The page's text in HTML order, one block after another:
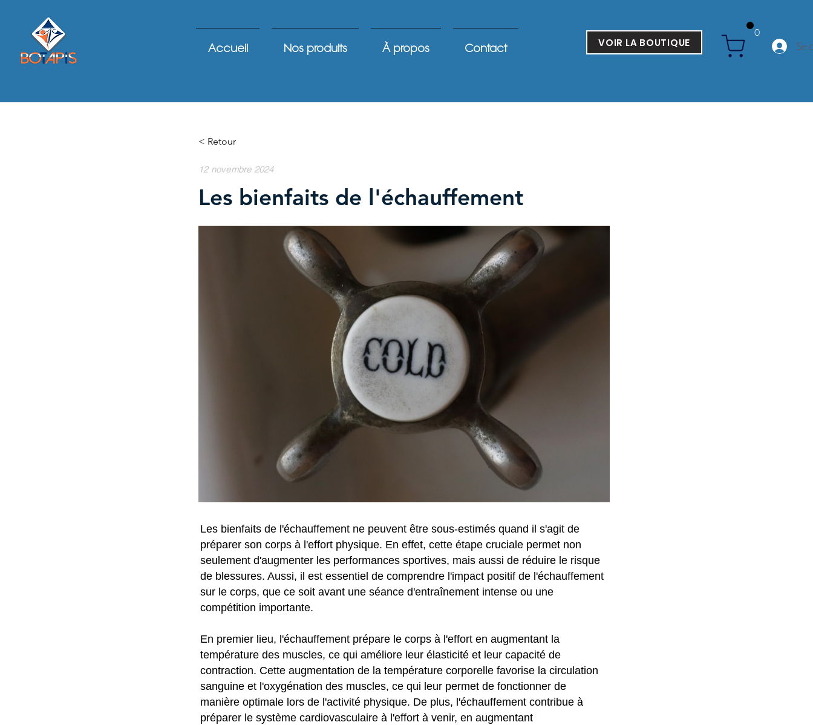
Accueil Nos produits À propos Contact VOIR LA BOUTIQUE
0
Se
< Retour
Les bienfaits de l'échauffement
12 novembre 2024
Les bienfaits de l'échauffement ne peuvent être sous-estimés quand il s'agit de
préparer son corps à l'effort physique. En effet, cette étape cruciale permet non
seulement d'augmenter les performances sportives, mais aussi de réduire le risque
de blessures. Aussi, il est essentiel de comprendre l'impact positif de l'échauffement
sur le corps, que ce soit avant une séance d'entraînement intense ou une
compétition importante.
En premier lieu, l'échauffement prépare le corps à l'effort en augmentant la
température des muscles, ce qui améliore leur élasticité et leur capacité de
contraction. Cette augmentation de la température corporelle favorise la circulation
sanguine et l'oxygénation des muscles, ce qui leur permet de fonctionner de
manière optimale lors de l'activité physique. De plus, l'échauffement contribue à
préparer le système cardiovasculaire à l'effort à venir, en augmentant